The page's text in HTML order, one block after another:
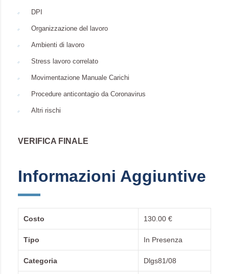
DPI
Organizzazione del lavoro
Ambienti di lavoro
Stress lavoro correlato
Movimentazione Manuale Carichi
Procedure anticontagio da Coronavirus
Altri rischi
VERIFICA FINALE
Informazioni Aggiuntive
Costo 130.00 €
Tipo In Presenza
Categoria Dlgs81/08